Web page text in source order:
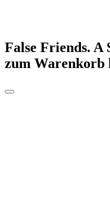
False Friends.
zum Warenkorb